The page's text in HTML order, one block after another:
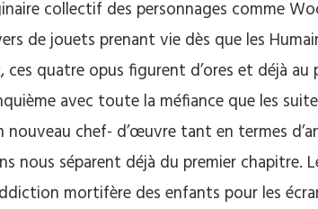
collectif des personnages comme
de jouets prenant vie dès que les
ces quatre opus figurent d’ores et déjà
avec toute la méfiance que les
nouveau chef- d’œuvre tant en termes
nous séparent déjà du premier chapitre.
mortifère des enfants pour les